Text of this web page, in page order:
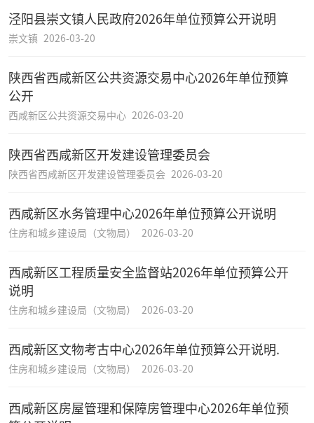
泾阳县崇文镇人民政府2026年单位预算公开说明
崇文镇 2026-03-20
陕西省西咸新区公共资源交易中心2026年单位预算
公开
西咸新区公共资源交易中心 2026-03-20
陕西省西咸新区开发建设管理委员会
陕西省西咸新区开发建设管理委员会 2026-03-20
西咸新区水务管理中心2026年单位预算公开说明
住房和城乡建设局（文物局） 2026-03-20
西咸新区工程质量安全监督站2026年单位预算公开
说明
住房和城乡建设局（文物局） 2026-03-20
西咸新区文物考古中心2026年单位预算公开说明.
住房和城乡建设局（文物局） 2026-03-20
西咸新区房屋管理和保障房管理中心2026年单位预